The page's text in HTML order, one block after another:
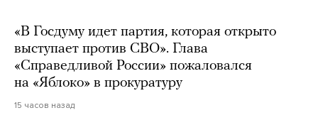
«В Госдуму идет партия, которая открыто
выступает против СВО». Глава
«Справедливой России» пожаловался
на «Яблоко» в прокуратуру
15 часов назад